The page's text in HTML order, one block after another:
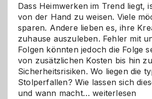
Dass Heimwerken im Trend liegt,
von der Hand zu weisen. Viele
sparen. Andere lieben es, ihre
zuhause auszuleben. Fehler mit
Folgen könnten jedoch die Folge
von zusätzlichen Kosten bis hin zu
Sicherheitsrisiken. Wo liegen die
Stolperfallen? Wie lassen sich
und wann macht…Selber
weiterlesen